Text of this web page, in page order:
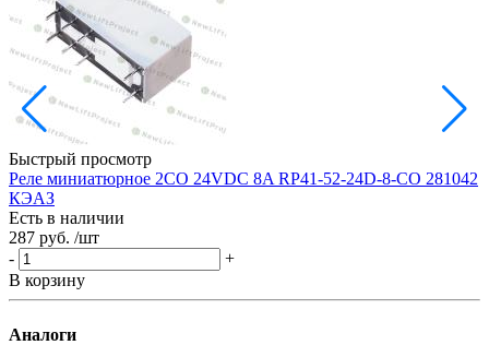
Быстрый просмотр
Реле миниатюрное 2CO 24VDC 8A RP41-52-24D-8-CO 281042
КЭАЗ
Есть в наличии
287 руб. /шт
-
+
В корзину
Аналоги